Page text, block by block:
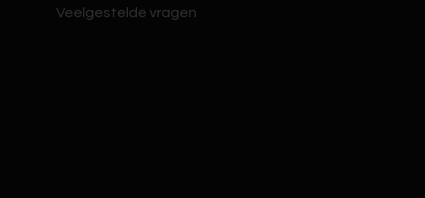
Veelgestelde vragen